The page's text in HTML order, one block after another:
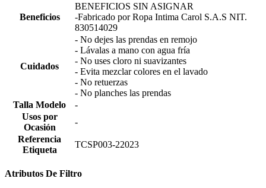
Beneficios
BENEFICIOS SIN ASIGNAR
-Fabricado por Ropa Intima Carol S.A.S NIT.
830514029
Cuidados
- No dejes las prendas en remojo
- Lávalas a mano con agua fría
- No uses cloro ni suavizantes
- Evita mezclar colores en el lavado
- No retuerzas
- No planches las prendas
Talla Modelo
-
Usos por
Ocasión
-
Referencia
Etiqueta
TCSP003-22023
Atributos De Filtro